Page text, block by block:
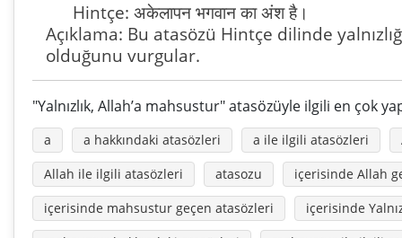
Hintçe: अकेलापन भगवान का अंश है।
Açıklama: Bu atasözü Hintçe dilinde
olduğunu vurgular.
"Yalnızlık, Allah’a mahsustur" atasözüyle ilgili en çok
a a hakkındaki atasözleri a ile ilgili atasözleri
Allah ile ilgili atasözleri
atasozu
içerisinde Allah
içerisinde mahsustur geçen atasözleri
içerisinde